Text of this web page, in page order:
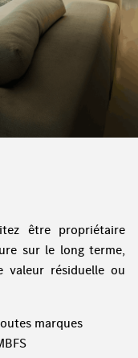
être propriétaire
sur le long terme,
valeur résiduelle ou
marques